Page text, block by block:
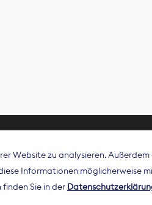
in
Website zu analysieren.
Informationen möglicherweise
Sie in der